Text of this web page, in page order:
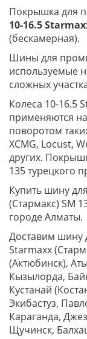
Покрышка для
10-16.5
(бескамерная).
Шины для
используемые
сложных
Колеса 10-16.5
применяются
поворотом
XCMG, Locust,
других.
135 турецкого
Купить шину
(Стармакс) SM
городе Алматы.
Доставим шину
Starmaxx
(Актюбинск),
Кызылорда,
Кустанай
Экибастуз,
Караганда,
Щучинск,